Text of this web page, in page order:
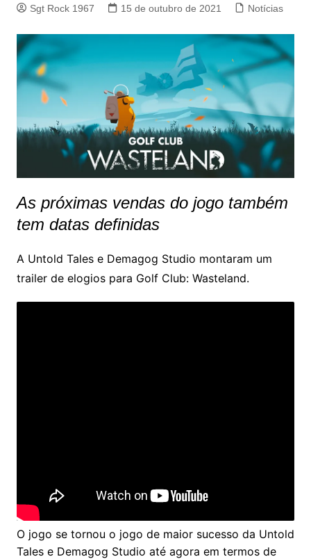
Sgt Rock 1967 15 de outubro de 2021 Notícias
As próximas vendas do jogo também
tem datas definidas
A Untold Tales e Demagog Studio montaram um
trailer de elogios para Golf Club: Wasteland.
O jogo se tornou o jogo de maior sucesso da Untold
Tales e Demagog Studio até agora em termos de